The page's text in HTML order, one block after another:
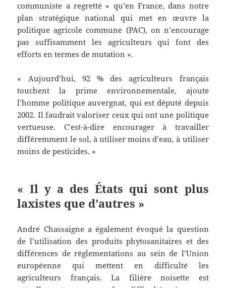
communiste a regretté « qu’en France, dans notre
plan stratégique national qui met en œuvre la
politique agricole commune (PAC), on n’encourage
pas suffisamment les agriculteurs qui font des
efforts en termes de mutation ».
« Aujourd’hui, 92 % des agriculteurs français
touchent la prime environnementale, ajoute
l’homme politique auvergnat, qui est député depuis
2002. Il faudrait valoriser ceux qui ont une politique
vertueuse. C’est-à-dire encourager à travailler
différemment le sol, à utiliser moins d’eau, à utiliser
moins de pesticides. »
« Il y a des États qui sont plus
laxistes que d’autres »
André Chassaigne a également évoqué la question
de l’utilisation des produits phytosanitaires et des
différences de réglementations au sein de l’Union
européenne qui mettent en difficulté les
agriculteurs français. La filière noisette est